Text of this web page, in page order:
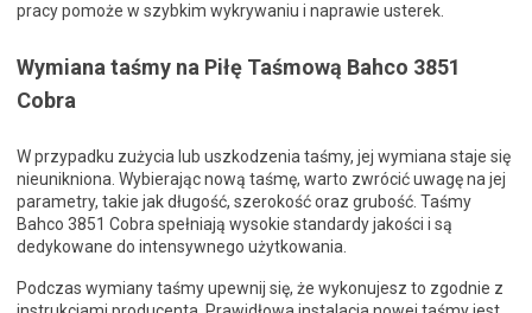
pracy pomoże w szybkim wykrywaniu i naprawie usterek.
Wymiana taśmy na Piłę Taśmową Bahco 3851
Cobra
W przypadku zużycia lub uszkodzenia taśmy, jej wymiana staje się
nieunikniona. Wybierając nową taśmę, warto zwrócić uwagę na jej
parametry, takie jak długość, szerokość oraz grubość. Taśmy
Bahco 3851 Cobra spełniają wysokie standardy jakości i są
dedykowane do intensywnego użytkowania.
Podczas wymiany taśmy upewnij się, że wykonujesz to zgodnie z